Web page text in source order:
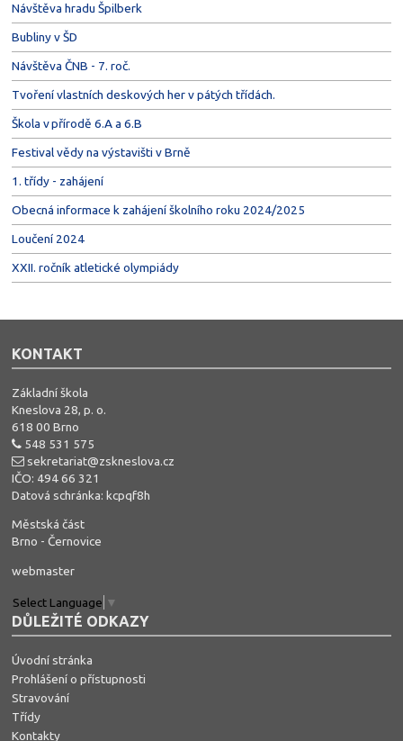
Návštěva hradu Špilberk
Bubliny v ŠD
Návštěva ČNB - 7. roč.
Tvoření vlastních deskových her v pátých třídách.
Škola v přírodě 6.A a 6.B
Festival vědy na výstavišti v Brně
1. třídy - zahájení
Obecná informace k zahájení školního roku 2024/2025
Loučení 2024
XXII. ročník atletické olympiády
KONTAKT
Základní škola
Kneslova 28, p. o.
618 00 Brno
548 531 575
sekretariat@zskneslova.cz
IČO: 494 66 321
Datová schránka: kcpqf8h
Městská část
Brno - Černovice
webmaster
Select Language ▼
DŮLEŽITÉ ODKAZY
Úvodní stránka
Prohlášení o přístupnosti
Stravování
Třídy
Kontakty